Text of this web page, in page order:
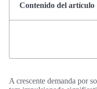
Contenido del artículo
A crescente demanda por